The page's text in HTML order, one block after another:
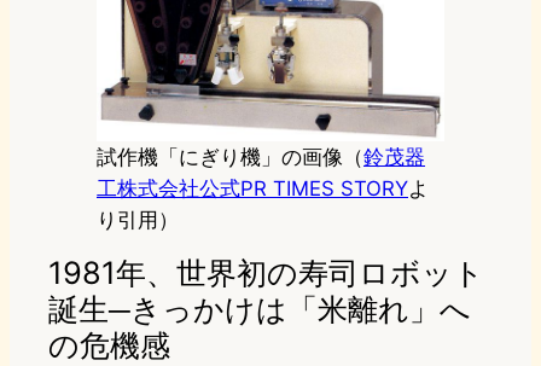
試作機「にぎり機」の画像（鈴茂器
工株式会社公式PR TIMES STORYよ
り引用）
1981年、世界初の寿司ロボット
誕生─きっかけは「米離れ」へ
の危機感